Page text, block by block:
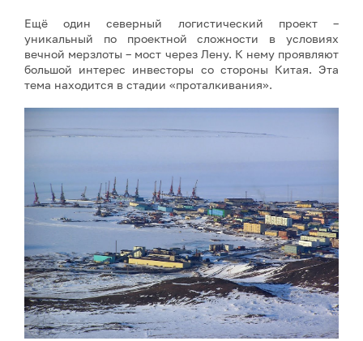
Ещё один северный логистический проект –
уникальный по проектной сложности в условиях
вечной мерзлоты – мост через Лену. К нему проявляют
большой интерес инвесторы со стороны Китая. Эта
тема находится в стадии «проталкивания».